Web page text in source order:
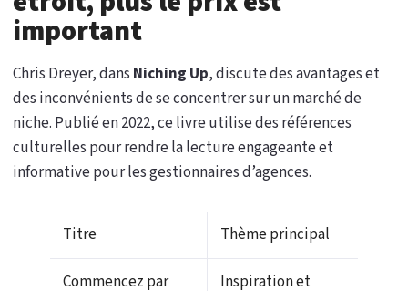
important
Chris Dreyer, dans Niching Up, discute des avantages et
des inconvénients de se concentrer sur un marché de
niche. Publié en 2022, ce livre utilise des références
culturelles pour rendre la lecture engageante et
informative pour les gestionnaires d’agences.
Titre Thème principal
Commencez par
Inspiration et